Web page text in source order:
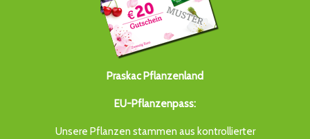
Praskac Pflanzenland
EU-Pflanzenpass:
Unsere Pflanzen stammen aus kontrollierter